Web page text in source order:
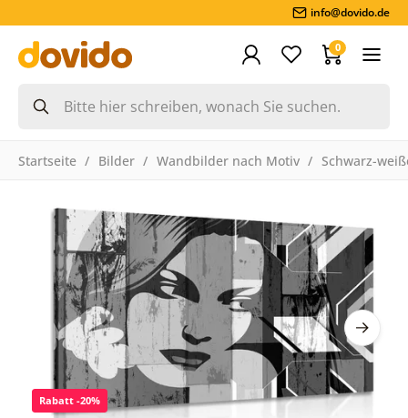
info@dovido.de
0
Startseite Bilder Wandbilder nach Motiv Schwarz-
Rabatt -20%